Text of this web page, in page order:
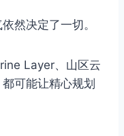
然决定了一切。
Layer、山区云
可能让精心规划